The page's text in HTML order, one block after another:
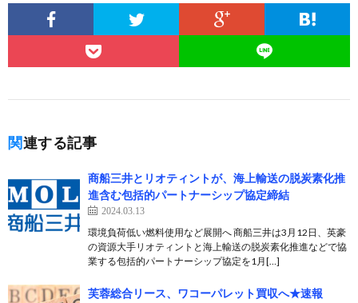
関連する記事
商船三井とリオティントが、海上輸送の脱炭素化推
進含む包括的パートナーシップ協定締結
2024.03.13
環境負荷低い燃料使用など展開へ 商船三井は3月12日、英豪
の資源大手リオティントと海上輸送の脱炭素化推進などで協
業する包括的パートナーシップ協定を1月[…]
芙蓉総合リース、ワコーパレット買収へ★速報